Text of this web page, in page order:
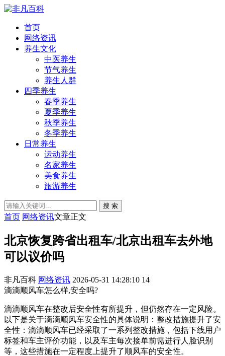
首页
网络资讯
养生文化
中医养生
节气养生
养生人群
四季养生
春季养生
夏季养生
秋季养生
冬季养生
日常养生
运动养生
名家养生
美食养生
旅游养生
搜 索
首页 网络资讯文章正文
北京恢复跨省出租车/北京出租车去外地
可以议价吗
非凡百科 网络资讯 2026-05-31 14:28:10 14
滴滴顺风车怎么样,安全吗?
滴滴顺风车在整改后安全性有所提升，但仍然存在一定风险。
以下是关于滴滴顺风车安全性的具体说明：整改措施提升了安
全性：滴滴顺风车已经采取了一系列整改措施，包括下线用户
标签和车主评价功能，以及车主每次接单前需进行人脸识别
等，这些措施在一定程度上提升了顺风车的安全性。